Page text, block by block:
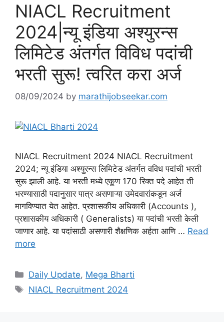
NIACL Recruitment
2024|न्यू इंडिया अश्युरन्स
लिमिटेड अंतर्गत विविध पदांची
भरती सुरू! त्वरित करा अर्ज
08/09/2024 by marathijobseekar.com
NIACL Recruitment 2024 NIACL Recruitment
2024; न्यू इंडिया अश्युरन्स लिमिटेड अंतर्गत वविध पदांची भरती
सुरू झाली आहे. या भरती मध्ये एकूण 170 रिक्त पदे आहेत ती
भरण्यासाठी पदानुसार पात्र असणाऱ्या उमेदवारांकडून अर्ज
मागविण्यात येत आहेत. प्रशासकीय अधिकारी (Accounts ),
प्रशासकीय अधिकारी ( Generalists) या पदांची भरती केली
जाणार आहे. या पदांसाठी असणारी शैक्षणिक अर्हता आणि … Read
more
Categories
Daily Update, Mega Bharti
Tags
NIACL Recruitment 2024